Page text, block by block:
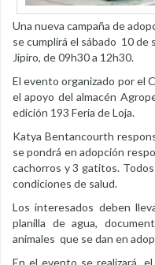
Una nueva campaña de
se cumplirá el sábado 10 de
Jipiro, de 09h30 a 12h30.
El evento organizado por el
el apoyo del almacén
edición 193 Feria de Loja.
Katya Bentancourth
se pondrá en adopción
cachorros y 3 gatitos.
condiciones de salud.
Los interesados deben
planilla de agua,
animales que se dan en